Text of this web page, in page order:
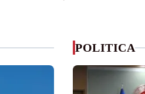
POLITICA